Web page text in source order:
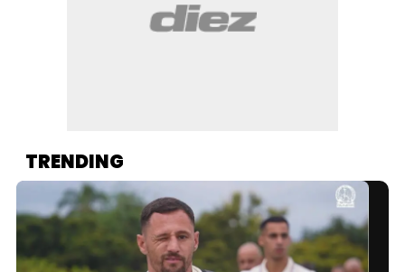
TRENDING